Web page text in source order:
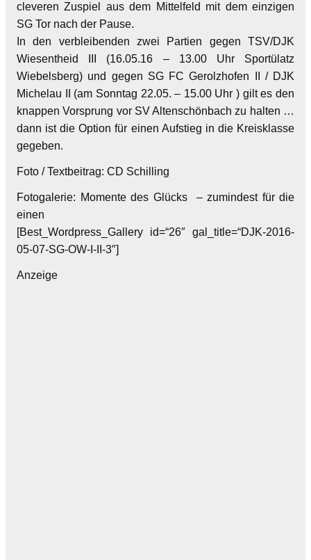
cleveren Zuspiel aus dem Mittelfeld mit dem einzigen
SG Tor nach der Pause.
In den verbleibenden zwei Partien gegen TSV/​DJK
Wiesentheid III (16.05.16 – 13.00 Uhr Sportülatz
Wiebelsberg) und gegen SG FC Gerolzhofen II /​ DJK
Michelau II (am Sonntag 22.05. – 15.00 Uhr ) gilt es den
knappen Vorsprung vor SV Altenschönbach zu halten …
dann ist die Option für einen Aufstieg in die Kreisklasse
gegeben.
Foto / Textbeitrag: CD Schilling
Fotogalerie: Momente des Glücks – zumindest für die
einen
[Best_Wordpress_Gallery id=“26″ gal_title=“DJK-2016-
05-07-SG-OW-I-II-3″]
Anzeige